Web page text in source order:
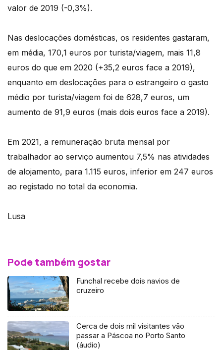
valor de 2019 (-0,3%).
Nas deslocações domésticas, os residentes gastaram,
em média, 170,1 euros por turista/viagem, mais 11,8
euros do que em 2020 (+35,2 euros face a 2019),
enquanto em deslocações para o estrangeiro o gasto
médio por turista/viagem foi de 628,7 euros, um
aumento de 91,9 euros (mais dois euros face a 2019).
Em 2021, a remuneração bruta mensal por
trabalhador ao serviço aumentou 7,5% nas atividades
de alojamento, para 1.115 euros, inferior em 247 euros
ao registado no total da economia.
Lusa
Pode também gostar
Funchal recebe dois navios de
cruzeiro
Cerca de dois mil visitantes vão
passar a Páscoa no Porto Santo
(áudio)